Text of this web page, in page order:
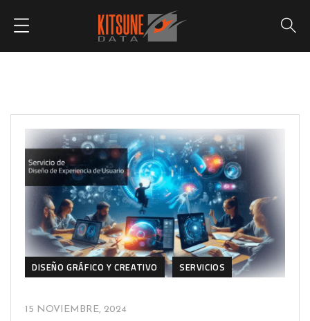
DISEÑO GRÁFICO Y CREATIVO SERVICIOS
15 NOVIEMBRE, 2024